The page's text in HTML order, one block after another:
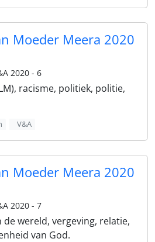
Moeder Meera 2020
2020 - 6
racisme, politiek, politie,
V&A
Moeder Meera 2020
2020 - 7
de wereld, vergeving, relatie,
van God.